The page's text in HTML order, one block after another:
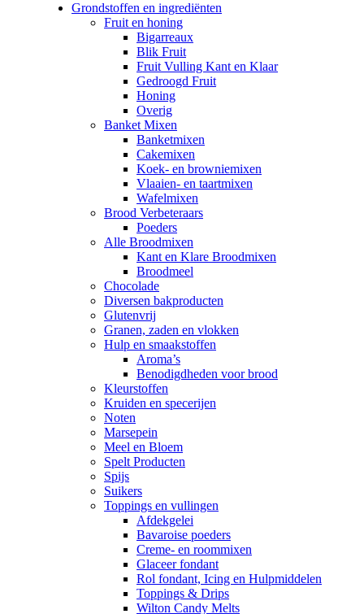
Grondstoffen en ingrediënten
Fruit en honing
Bigarreaux
Blik Fruit
Fruit Vulling Kant en Klaar
Gedroogd Fruit
Honing
Overig
Banket Mixen
Banketmixen
Cakemixen
Koek- en browniemixen
Vlaaien- en taartmixen
Wafelmixen
Brood Verbeteraars
Poeders
Alle Broodmixen
Kant en Klare Broodmixen
Broodmeel
Chocolade
Diversen bakproducten
Glutenvrij
Granen, zaden en vlokken
Hulp en smaakstoffen
Aroma’s
Benodigdheden voor brood
Kleurstoffen
Kruiden en specerijen
Noten
Marsepein
Meel en Bloem
Spelt Producten
Spijs
Suikers
Toppings en vullingen
Afdekgelei
Bavaroise poeders
Creme- en roommixen
Glaceer fondant
Rol fondant, Icing en Hulpmiddelen
Toppings & Drips
Wilton Candy Melts